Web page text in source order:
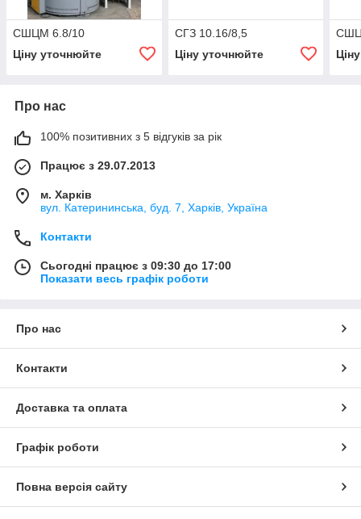
СШЦМ 6.8/10
Ціну уточнюйте
СГЗ 10.16/8,5
Ціну уточнюйте
Про нас
100% позитивних з 5 відгуків за рік
Працює з 29.07.2013
м. Харків
вул. Катерининська, буд. 7, Харків, Україна
Контакти
Сьогодні працює з 09:30 до 17:00
Показати весь графік роботи
Про нас
Контакти
Доставка та оплата
Графік роботи
Повна версія сайту